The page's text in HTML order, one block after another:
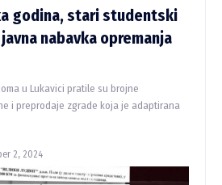
godina, stari studentski
nabavka opremanja
u Lukavici pratile su brojne
i preprodaje zgrade koja je adaptirana
2, 2024